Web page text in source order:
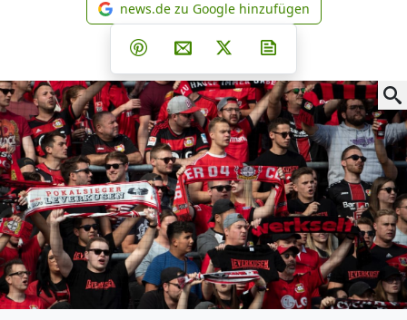
news.de zu Google
news.de zu Google hinzufügen
Teilen auf Facebook
Teilen auf Whatsapp
Teilen auf Telegram
Teilen auf Pinterest
Per E-Mail teilen
Post auf X